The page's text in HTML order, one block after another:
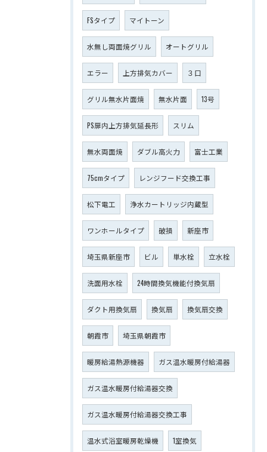
FSタイプ マイトーン
水無し両面焼グリル オートグリル
エラー 上方排気カバー ３口
グリル無水片面焼 無水片面 13号
PS扉内上方排気延長形 スリム
無水両面焼 ダブル高火力 富士工業
75cmタイプ レンジフード交換工事
松下電工 浄水カートリッジ内蔵型
ワンホールタイプ 破損 新座市
埼玉県新座市 ビル 単水栓 立水栓
洗面用水栓 24時間換気機能付換気扇
ダクト用換気扇 換気扇 換気扇交換
朝霞市 埼玉県朝霞市
暖房給湯熱源機器 ガス温水暖房付給湯器
ガス温水暖房付給湯器交換
ガス温水暖房付給湯器交換工事
温水式浴室暖房乾燥機 1室換気